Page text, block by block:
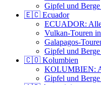
Gipfel und
🇪🇨 Ecuador
ECUADOR:
Vulkan-Touren
Galapagos-
Gipfel und
🇨🇴 Kolumbien
KOLUMBIEN:
Gipfel und